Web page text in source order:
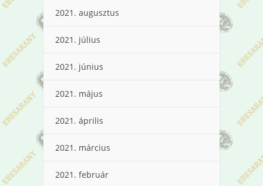
2021. augusztus
2021. július
2021. június
2021. május
2021. április
2021. március
2021. február